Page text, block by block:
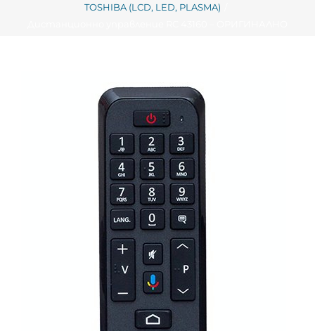
TOSHIBA (LCD, LED, PLASMA)